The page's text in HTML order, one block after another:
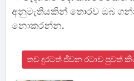
අනුමැතියකින් තොරව ඔබ
නොකරන්න.
තව දුරටත් ජීවන රටාව